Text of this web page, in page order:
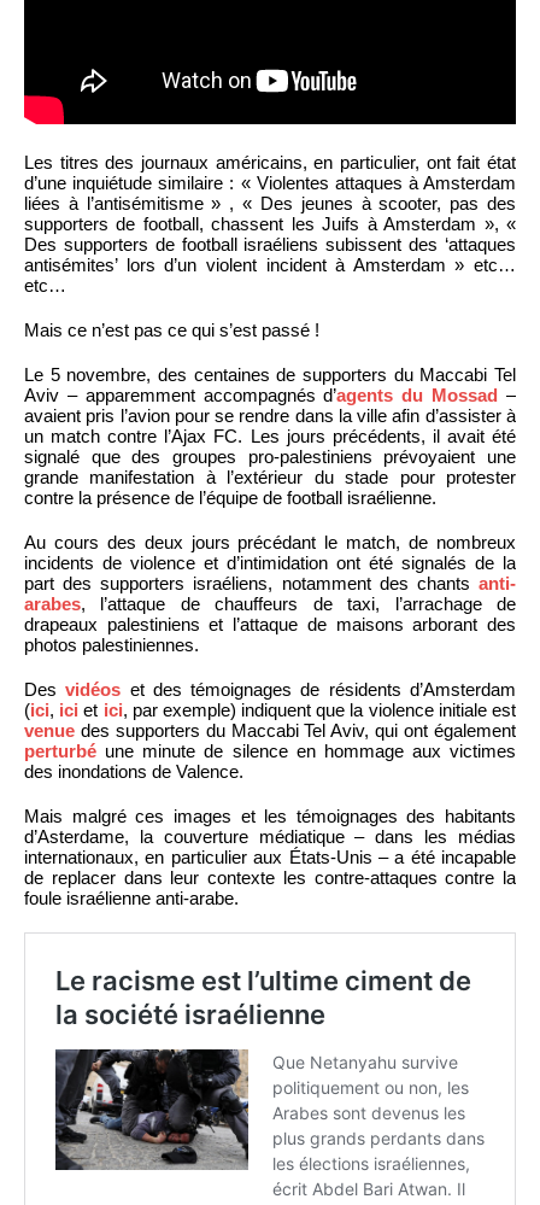
Les titres des journaux américains, en particulier, ont fait état
d’une inquiétude similaire : « Violentes attaques à Amsterdam
liées à l’antisémitisme » , « Des jeunes à scooter, pas des
supporters de football, chassent les Juifs à Amsterdam », «
Des supporters de football israéliens subissent des ‘attaques
antisémites’ lors d’un violent incident à Amsterdam » etc…
etc…
Mais ce n’est pas ce qui s’est passé !
Le 5 novembre, des centaines de supporters du Maccabi Tel
Aviv – apparemment accompagnés d’agents du Mossad –
avaient pris l’avion pour se rendre dans la ville afin d’assister à
un match contre l’Ajax FC. Les jours précédents, il avait été
signalé que des groupes pro-palestiniens prévoyaient une
grande manifestation à l’extérieur du stade pour protester
contre la présence de l’équipe de football israélienne.
Au cours des deux jours précédant le match, de nombreux
incidents de violence et d’intimidation ont été signalés de la
part des supporters israéliens, notamment des chants anti-
arabes, l’attaque de chauffeurs de taxi, l’arrachage de
drapeaux palestiniens et l’attaque de maisons arborant des
photos palestiniennes.
Desvidéos et des témoignages de résidents d’Amsterdam
(ici, ici et ici, par exemple) indiquent que la violence initiale est
venue des supporters du Maccabi Tel Aviv, qui ont également
perturbé une minute de silence en hommage aux victimes
des inondations de Valence.
Mais malgré ces images et les témoignages des habitants
d’Asterdame, la couverture médiatique – dans les médias
internationaux, en particulier aux États-Unis – a été incapable
de replacer dans leur contexte les contre-attaques contre la
foule israélienne anti-arabe.